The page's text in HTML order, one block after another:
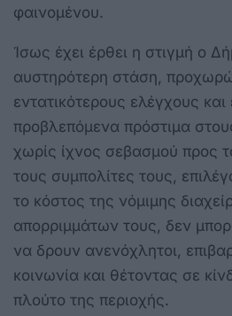
φαινομένου.
Ίσως έχει έρθει η στιγμή ο
αυστηρότερη στάση,
εντατικότερους ελέγχους
προβλεπόμενα πρόστιμα
χωρίς ίχνος σεβασμού προς
τους συμπολίτες τους,
το κόστος της νόμιμης
απορριμμάτων τους, δεν
να δρουν ανενόχλητοι,
κοινωνία και θέτοντας σε
πλούτο της περιοχής.